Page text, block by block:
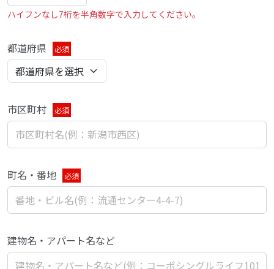
ハイフンなし7桁を半角数字で入力してください。
都道府県 必須
市区町村 必須
町名・番地 必須
建物名・アパート名など